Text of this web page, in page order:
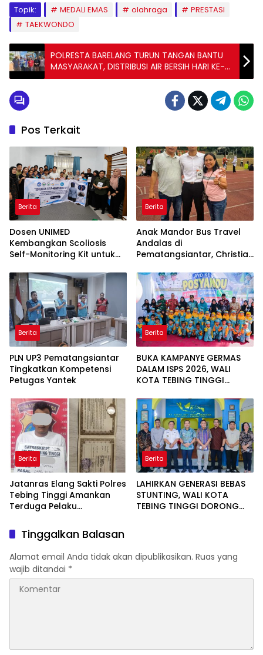
Topik:
MEDALI EMAS olahraga
PRESTASI
TAEKWONDO
POLRESTA BARELANG TURUN TANGAN BANTU
MASYARAKAT, DISTRIBUSI AIR BERSIH HARI KE-9
BERJALAN LANCAR
Pos Terkait
Berita
Dosen UNIMED
Kembangkan Scoliosis
Self-Monitoring Kit untuk
Mandiri Pasien Scoliosis
Berita
Anak Mandor Bus Travel
Andalas di
Pematangsiantar, Christian
AD 2026
Berita
PLN UP3 Pematangsiantar
Tingkatkan Kompetensi
Petugas Yantek
Berita
BUKA KAMPANYE GERMAS
DALAM ISPS 2026, WALI
KOTA TEBING TINGGI
STUNTING
Berita
Jatanras Elang Sakti Polres
Tebing Tinggi Amankan
Terduga Pelaku
Motor
Berita
LAHIRKAN GENERASI BEBAS
STUNTING, WALI KOTA
TEBING TINGGI DORONG
Tinggalkan Balasan
Alamat email Anda tidak akan dipublikasikan. Ruas yang
wajib ditandai *